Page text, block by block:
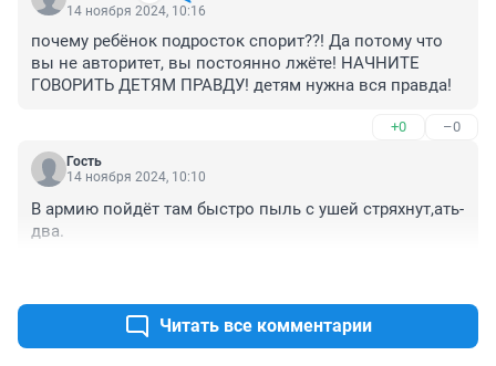
14 ноября 2024, 10:16
почему ребёнок подросток спорит??! Да потому что
вы не авторитет, вы постоянно лжёте! НАЧНИТЕ
ГОВОРИТЬ ДЕТЯМ ПРАВДУ! детям нужна вся правда!
+0 –0
Гость
14 ноября 2024, 10:10
В армию пойдёт там быстро пыль с ушей стряхнут,ать-
два.
Читать все комментарии